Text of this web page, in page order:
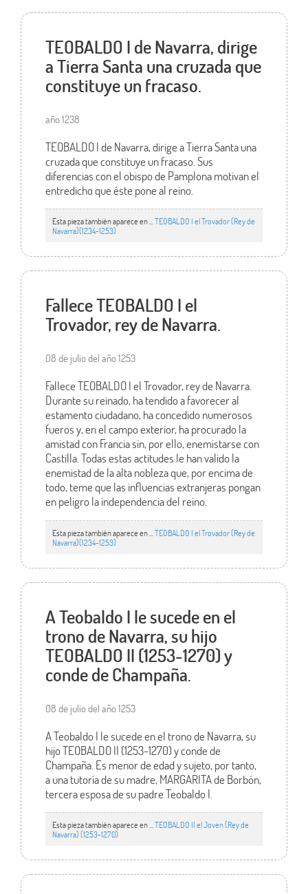
TEOBALDO I de Navarra, dirige
a Tierra Santa una cruzada que
constituye un fracaso.
año 1238
TEOBALDO I de Navarra, dirige a Tierra Santa una
cruzada que constituye un fracaso. Sus
diferencias con el obispo de Pamplona motivan el
entredicho que éste pone al reino.
Esta pieza también aparece en ... TEOBALDO I el Trovador (Rey de
Navarra)(1234-1253)
Fallece TEOBALDO I el
Trovador, rey de Navarra.
08 de julio del año 1253
Fallece TEOBALDO I el Trovador, rey de Navarra.
Durante su reinado, ha tendido a favorecer al
estamento ciudadano, ha concedido numerosos
fueros y, en el campo exterior, ha procurado la
amistad con Francia sin, por ello, enemistarse con
Castilla. Todas estas actitudes le han valido la
enemistad de la alta nobleza que, por encima de
todo, teme que las influencias extranjeras pongan
en peligro la independencia del reino.
Esta pieza también aparece en ... TEOBALDO I el Trovador (Rey de
Navarra)(1234-1253)
A Teobaldo I le sucede en el
trono de Navarra, su hijo
TEOBALDO II (1253-1270) y
conde de Champaña.
08 de julio del año 1253
A Teobaldo I le sucede en el trono de Navarra, su
hijo TEOBALDO II (1253-1270) y conde de
Champaña. Es menor de edad y sujeto, por tanto,
a una tutoría de su madre, MARGARITA de Borbón,
tercera esposa de su padre Teobaldo I.
Esta pieza también aparece en ... TEOBALDO II el Joven (Rey de
Navarra) (1253-1270)